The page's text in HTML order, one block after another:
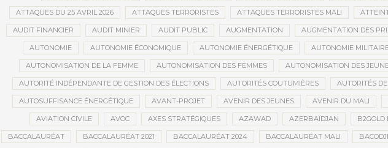
ATTAQUES DU 25 AVRIL 2026 ATTAQUES TERRORISTES ATTAQUES TERRORISTES MALI
AUDIT FINANCIER AUDIT MINIER AUDIT PUBLIC AUGMENTATION AUGMENTATION DES
AUTONOMIE AUTONOMIE ÉCONOMIQUE AUTONOMIE ÉNERGÉTIQUE AUTONOMIE
AUTONOMISATION DE LA FEMME AUTONOMISATION DES FEMMES AUTONOMISATION DES
AUTORITÉ INDÉPENDANTE DE GESTION DES ÉLECTIONS AUTORITÉS COUTUMIÈRES AUTORITÉS
AUTOSUFFISANCE ÉNERGÉTIQUE AVANT-PROJET AVENIR DES JEUNES AVENIR DU MALI
AVIATION CIVILE AVOC AXES STRATÉGIQUES AZAWAD AZERBAÏDJAN B2GOLD
BACCALAURÉAT BACCALAURÉAT 2021 BACCALAURÉAT 2024 BACCALAURÉAT MALI